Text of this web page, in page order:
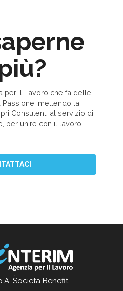
per il Lavoro che fa delle
mettendo la
Consulenti al servizio di
per unire con il lavoro.
Società Benefit